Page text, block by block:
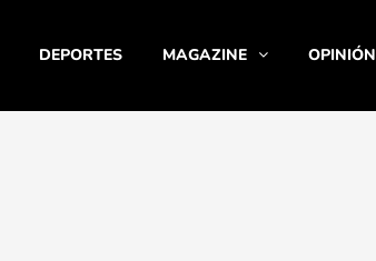
DEPORTES MAGAZINE OPINIÓN